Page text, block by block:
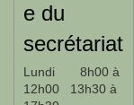
e du
secrétariat
Lundi 8h00 à
12h00 13h30 à